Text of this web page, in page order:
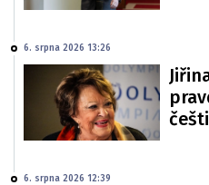
6. srpna 2026 13:26
6. srpna 2026 12:39